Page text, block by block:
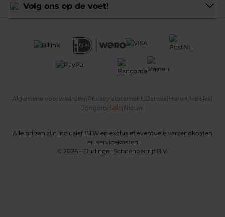
Volg ons op de voet!
Algemene voorwaarden Privacy statement Dames Heren Meisjes
Jongens Sale Nieuw
Alle prijzen zijn inclusief BTW en exclusief eventuele verzendkosten
en servicekosten
© 2026 - Durlinger Schoenbedrijf B.V.